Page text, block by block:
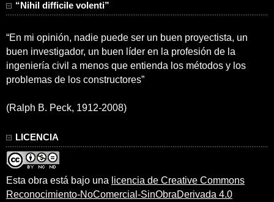
“Nihil difficile volenti”
“En mi opinión, nadie puede ser un buen proyectista, un
buen investigador, un buen líder en la profesión de la
ingeniería civil a menos que entienda los métodos y los
problemas de los constructores”
(Ralph B. Peck, 1912-2008)
LICENCIA
Esta obra está bajo una licencia de Creative Commons
Reconocimiento-NoComercial-SinObraDerivada 4.0